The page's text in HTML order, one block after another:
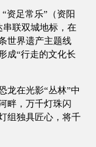
资足常乐”（资阳
联双城地标，在
世界遗产主题线
成“行走的文化长
龙在光影“丛林”中
畔，万千灯珠闪
组独具匠心，将千